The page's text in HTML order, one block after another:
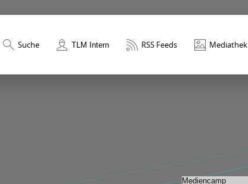
Suche TLM Intern RSS Feeds Mediathek